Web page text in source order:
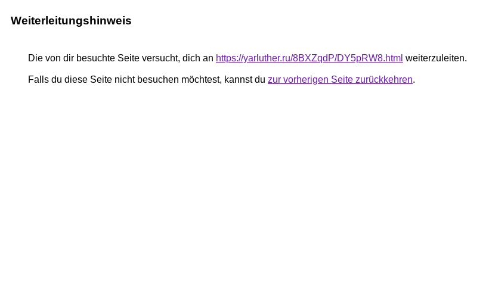
Weiterleitungshinweis
Die von dir besuchte Seite versucht, dich an https://yarluther.ru/8BXZqdP/DY5pRW8.html weiterzuleiten.
Falls du diese Seite nicht besuchen möchtest, kannst du zur vorherigen Seite zurückkehren.